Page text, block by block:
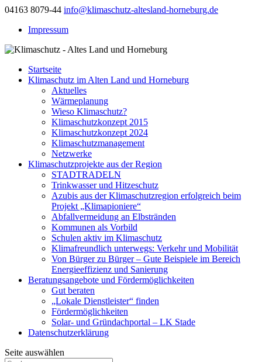
04163 8079-44 info@klimaschutz-altesland-horneburg.de
Impressum
Startseite
Klimaschutz im Alten Land und Horneburg
Aktuelles
Wärmeplanung
Wieso Klimaschutz?
Klimaschutzkonzept 2015
Klimaschutzkonzept 2024
Klimaschutzmanagement
Netzwerke
Klimaschutzprojekte aus der Region
STADTRADELN
Trinkwasser und Hitzeschutz
Azubis aus der Klimaschutzregion erfolgreich beim
Projekt „Klimapioniere“
Abfallvermeidung an Elbstränden
Kommunen als Vorbild
Schulen aktiv im Klimaschutz
Klimafreundlich unterwegs: Verkehr und Mobilität
Von Bürger zu Bürger – Gute Beispiele im Bereich
Energieeffizienz und Sanierung
Beratungsangebote und Fördermöglichkeiten
Gut beraten
„Lokale Dienstleister“ finden
Fördermöglichkeiten
Solar- und Gründachportal – LK Stade
Datenschutzerklärung
Seite auswählen